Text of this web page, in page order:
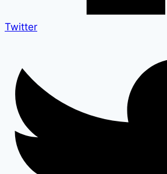
Twitter